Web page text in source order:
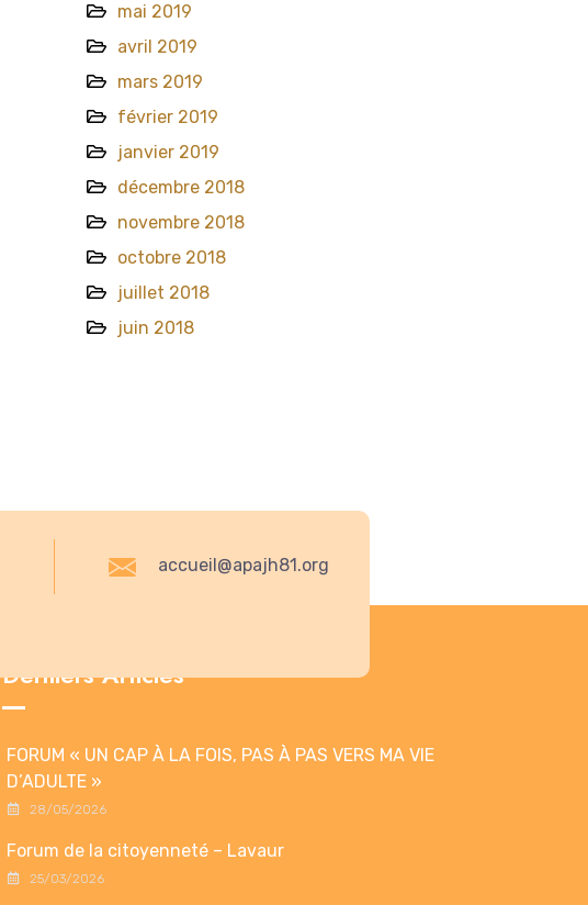
mai 2019
avril 2019
mars 2019
février 2019
janvier 2019
décembre 2018
novembre 2018
octobre 2018
juillet 2018
juin 2018
accueil@apajh81.org
Derniers Articles
FORUM « UN CAP À LA FOIS, PAS À PAS VERS MA VIE
D’ADULTE »
28/05/2026
Forum de la citoyenneté – Lavaur
25/03/2026